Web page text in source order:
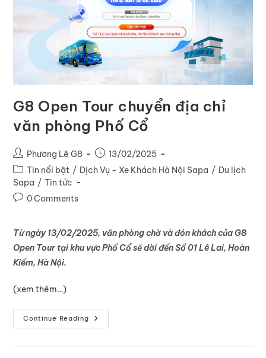
G8 Open Tour chuyển địa chỉ
văn phòng Phố Cổ
Phương Lê G8
13/02/2025
Tin nổi bật / Dịch Vụ - Xe Khách Hà Nội Sapa / Du lịch
Sapa / Tin tức
0 Comments
Từ ngày 13/02/2025, văn phòng chờ và đón khách của G8
Open Tour tại khu vực Phố Cổ sẽ dời đến Số 01 Lê Lai, Hoàn
Kiếm, Hà Nội.
(xem thêm…)
Continue Reading